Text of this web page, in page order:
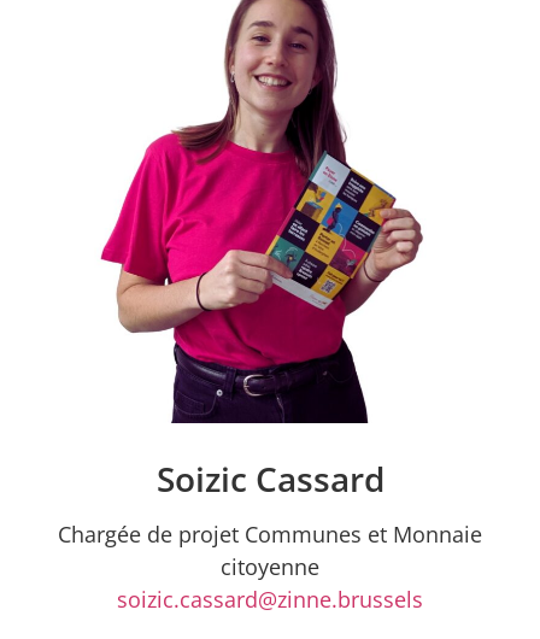
Soizic Cassard
Chargée de projet Communes et Monnaie
citoyenne
soizic.cassard@zinne.brussels